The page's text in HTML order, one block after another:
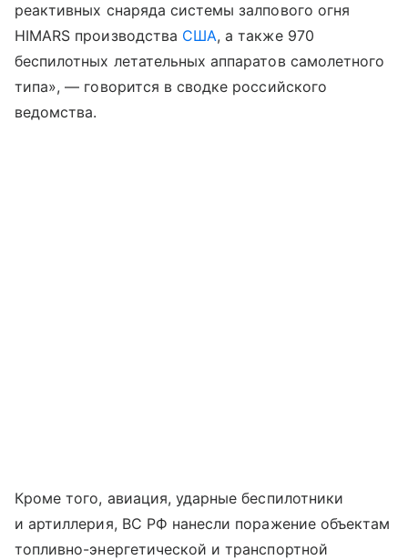
реактивных снаряда системы залпового огня
HIMARS производства США, а также 970
беспилотных летательных аппаратов самолетного
типа», — говорится в сводке российского
ведомства.
Кроме того, авиация, ударные беспилотники
и артиллерия, ВС РФ нанесли поражение объектам
топливно-энергетической и транспортной